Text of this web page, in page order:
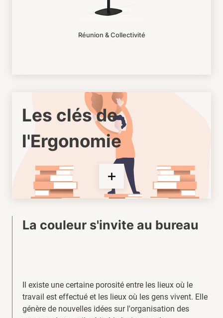
Réunion & Collectivité
Les clés de
l'Ergonomie
La couleur s'invite au bureau
Il existe une certaine porosité entre les lieux où le
travail est effectué et les lieux où les gens vivent. Elle
génère de nouvelles idées sur l'organisation des